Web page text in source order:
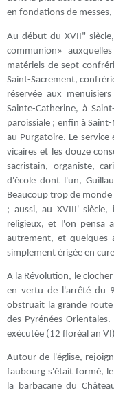
en fondations de
Au début du XVII"
communion»
matériels de sept
Saint-Sacrement,
réservée aux
Sainte-Catherine, à
paroissiale ; enfin à
au Purgatoire. Le
vicaires et les douze
sacristain, organiste,
d'école dont l'un,
Beaucoup trop de
; aussi, au XVIII'
religieux, et l'on pensa
autrement, et quelques
simplement érigée en
A la Révolution, le
en vertu de l'arrêté du
obstruait la grande
des Pyrénées-
exécutée (12 floréal an
Autour de l'église,
faubourg s'était formé,
la barbacane du